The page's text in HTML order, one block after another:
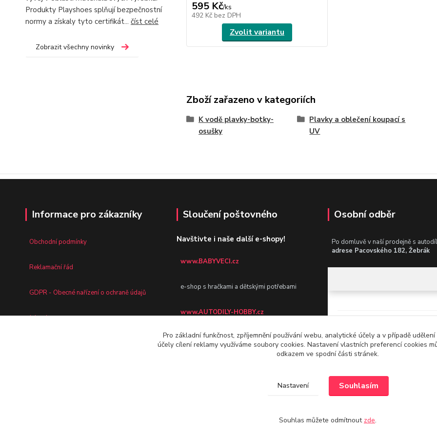
Produkty Playshoes splňují bezpečnostní
normy a získaly tyto certifikát... číst celé
Zobrazit všechny novinky
595 Kč/ks
492 Kč bez DPH
Zvolit variantu
Zboží zařazeno v kategoriích
K vodě plavky-botky-
osušky
Plavky a oblečení koupací s
UV
Informace pro zákazníky
Obchodní podmínky
Reklamační řád
GDPR - Obecné nařízení o ochraně údajů
Jak nakupovat
Sloučení poštovného
Navštivte i naše další e-shopy!
www.BABYVECI.cz
e-shop s hračkami a dětskými potřebami
www.AUTODILY-HOBBY.cz
e-shop pro vaše auto, dílnu i zahradu
Osobní odběr
Po domluvě v naší prodejně s
adrese Pacovského 182, Žebrák
Pro základní funkčnost, zpříjemnění používání webu, analytické účely a v případě
účely cílení reklamy využíváme soubory cookies. Nastavení vlastních preferencí cookies
odkazem ve spodní části stránek.
Nastavení Souhlasím
Souhlas můžete odmítnout zde.